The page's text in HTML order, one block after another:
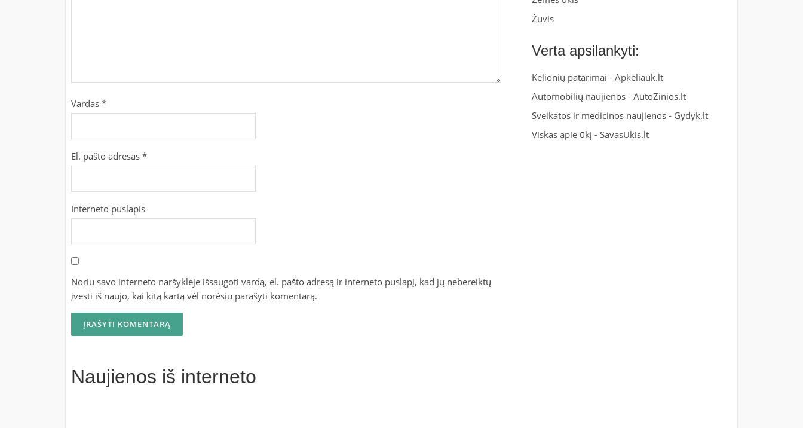
Vardas *
El. pašto adresas *
Interneto puslapis
Noriu savo interneto naršyklėje išsaugoti vardą, el. pašto adresą ir interneto puslapį, kad jų nebereiktų
įvesti iš naujo, kai kitą kartą vėl norėsiu parašyti komentarą.
Naujienos iš interneto
Žuvis
Verta apsilankyti:
Kelionių patarimai -Apkeliauk.lt
Automobilių naujienos -AutoZinios.lt
Sveikatos ir medicinos naujienos - Gydyk.lt
Viskas apie ūkį -SavasUkis.lt